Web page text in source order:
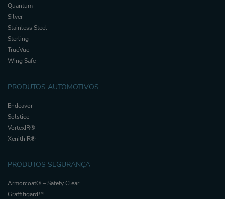
Quantum
Silver
Stainless Steel
Sterling
TrueVue
Wing Safe
PRODUTOS AUTOMOTIVOS
Endeavor
Solstice
VortexIR®
XenithIR®
PRODUTOS SEGURANÇA
Armorcoat® – Safety Clear
Graffitigard™